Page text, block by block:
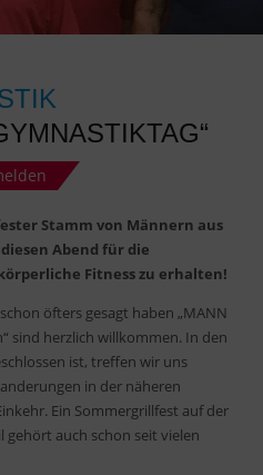
Stamm von Männern aus
Abend für die
Fitness zu erhalten!
öfters gesagt haben „MANN
sind herzlich willkommen. In den
ist, treffen wir uns
in der näheren
Ein Sommergrillfest auf der
gehört auch schon seit vielen